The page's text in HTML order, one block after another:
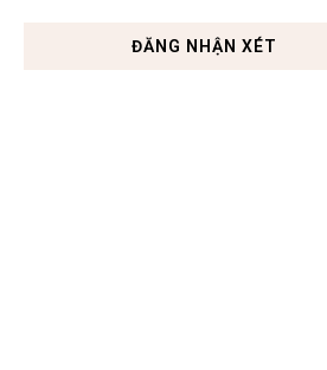
ĐĂNG NHẬN XÉT